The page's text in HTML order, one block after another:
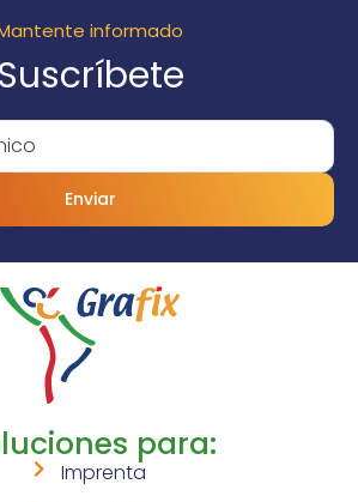
informado
Suscríbete
Enviar
para:
Imprenta